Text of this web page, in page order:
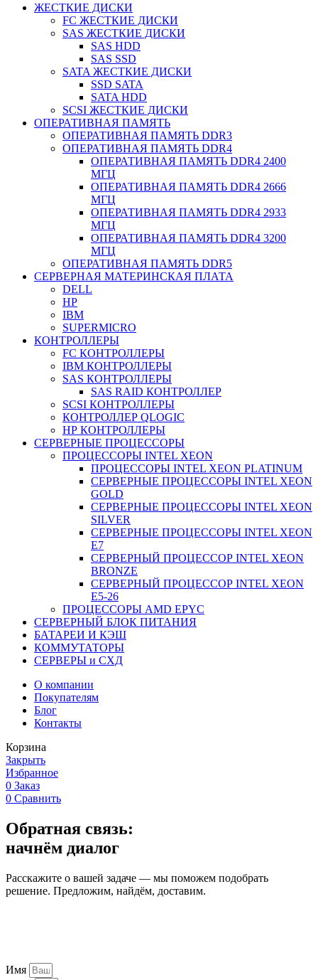
ЖЕСТКИЕ ДИСКИ
FC ЖЕСТКИЕ ДИСКИ
SAS ЖЕСТКИЕ ДИСКИ
SAS HDD
SAS SSD
SATA ЖЕСТКИЕ ДИСКИ
SSD SATA
SATA HDD
SCSI ЖЕСТКИЕ ДИСКИ
ОПЕРАТИВНАЯ ПАМЯТЬ
ОПЕРАТИВНАЯ ПАМЯТЬ DDR3
ОПЕРАТИВНАЯ ПАМЯТЬ DDR4
ОПЕРАТИВНАЯ ПАМЯТЬ DDR4 2400
МГЦ
ОПЕРАТИВНАЯ ПАМЯТЬ DDR4 2666
МГЦ
ОПЕРАТИВНАЯ ПАМЯТЬ DDR4 2933
МГЦ
ОПЕРАТИВНАЯ ПАМЯТЬ DDR4 3200
МГЦ
ОПЕРАТИВНАЯ ПАМЯТЬ DDR5
СЕРВЕРНАЯ МАТЕРИНСКАЯ ПЛАТА
DELL
HP
IBM
SUPERMICRO
КОНТРОЛЛЕРЫ
FC КОНТРОЛЛЕРЫ
IBM КОНТРОЛЛЕРЫ
SAS КОНТРОЛЛЕРЫ
SAS RAID КОНТРОЛЛЕР
SCSI КОНТРОЛЛЕРЫ
КОНТРОЛЛЕР QLOGIC
НР КОНТРОЛЛЕРЫ
СЕРВЕРНЫЕ ПРОЦЕССОРЫ
ПРОЦЕССОРЫ INTEL XEON
ПРОЦЕССОРЫ INTEL XEON PLATINUM
СЕРВЕРНЫЕ ПРОЦЕССОРЫ INTEL XEON
GOLD
СЕРВЕРНЫЕ ПРОЦЕССОРЫ INTEL XEON
SILVER
СЕРВЕРНЫЕ ПРОЦЕССОРЫ INTEL XEON
Е7
СЕРВЕРНЫЙ ПРОЦЕССОР INTEL XEON
BRONZE
СЕРВЕРНЫЙ ПРОЦЕССОР INTEL XEON
Е5-26
ПРОЦЕССОРЫ AMD EPYC
СЕРВЕРНЫЙ БЛОК ПИТАНИЯ
БАТАРЕИ И КЭШ
КОММУТАТОРЫ
СЕРВЕРЫ и СХД
О компании
Покупателям
Блог
Контакты
Корзина
Закрыть
Избранное
0 Заказ
0 Сравнить
Обратная связь:
начнём диалог
Расскажите о вашей задаче — мы поможем подобрать
решение. Предложим, найдём, доставим.
Имя